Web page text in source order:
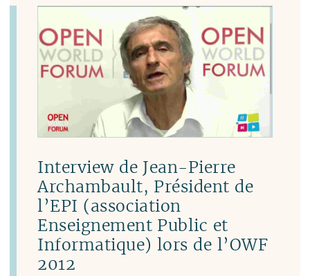
Interview de Jean-Pierre
Archambault, Président de
l’EPI (association
Enseignement Public et
Informatique) lors de l’OWF
2012